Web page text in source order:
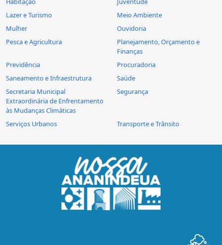
Lazer e Turismo
Meio Ambiente
Mulher
Ouvidoria
Pesca e Agricultura
Planejamento, Orçamento e
Finanças
Previdência
Procuradoria
Saneamento e Infraestrutura
Saúde
Secretaria Municipal
Extraordinária de Enfrentamento
às Mudanças Climáticas
Segurança
Serviços Urbanos Transporte e Trânsito